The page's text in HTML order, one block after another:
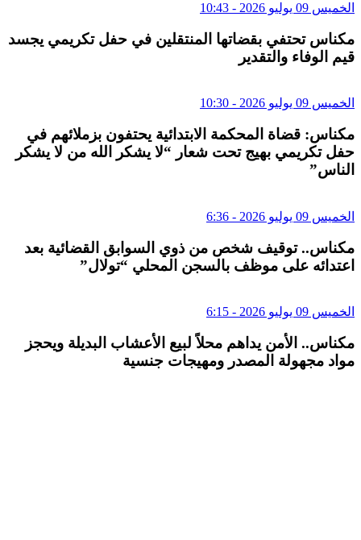
الخميس 09 يوليو 2026 - 10:43
مكناس تحتفي بقضاتها المنتقلين في حفل تكريمي يجسد
قيم الوفاء والتقدير
الخميس 09 يوليو 2026 - 10:30
مكناس: قضاة المحكمة الابتدائية يحتفون بزملائهم في
حفل تكريمي بهيج تحت شعار “لا يشكر الله من لا يشكر
الناس”
الخميس 09 يوليو 2026 - 6:36
مكناس.. توقيف شخص من ذوي السوابق القضائية بعد
اعتدائه على موظف بالسجن المحلي “تولال”
الخميس 09 يوليو 2026 - 6:15
مكناس.. الأمن يداهم محلاً لبيع الأعشاب البديلة ويحجز
مواد مجهولة المصدر ومهيجات جنسية